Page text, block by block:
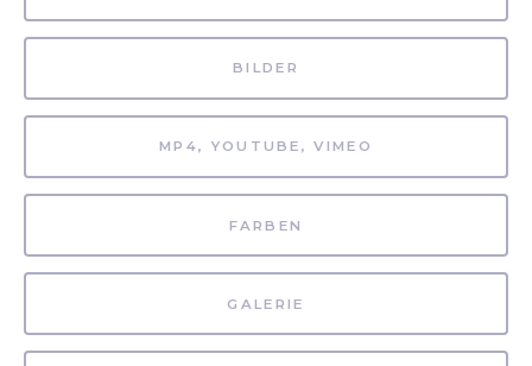
BILDER
MP4, YOUTUBE, VIMEO
FARBEN
GALERIE